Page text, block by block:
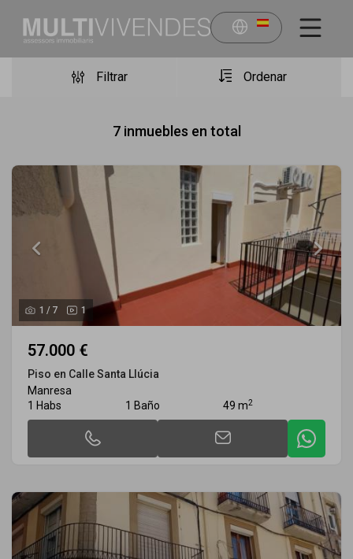
Filtrar Ordenar
7 inmuebles en total
1 / 7 1
57.000 €
Piso en Calle Santa Llúcia
Manresa
1 Habs
1 Baño 49 m2